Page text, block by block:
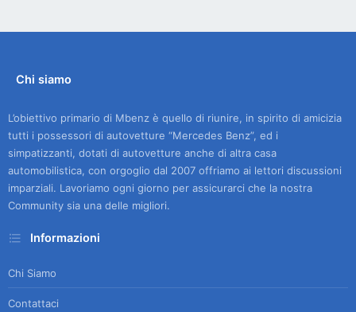
Chi siamo
L’obiettivo primario di Mbenz è quello di riunire, in spirito di amicizia
tutti i possessori di autovetture “Mercedes Benz”, ed i
simpatizzanti, dotati di autovetture anche di altra casa
automobilistica, con orgoglio dal 2007 offriamo ai lettori discussioni
imparziali. Lavoriamo ogni giorno per assicurarci che la nostra
Community sia una delle migliori.
Informazioni
Chi Siamo
Contattaci